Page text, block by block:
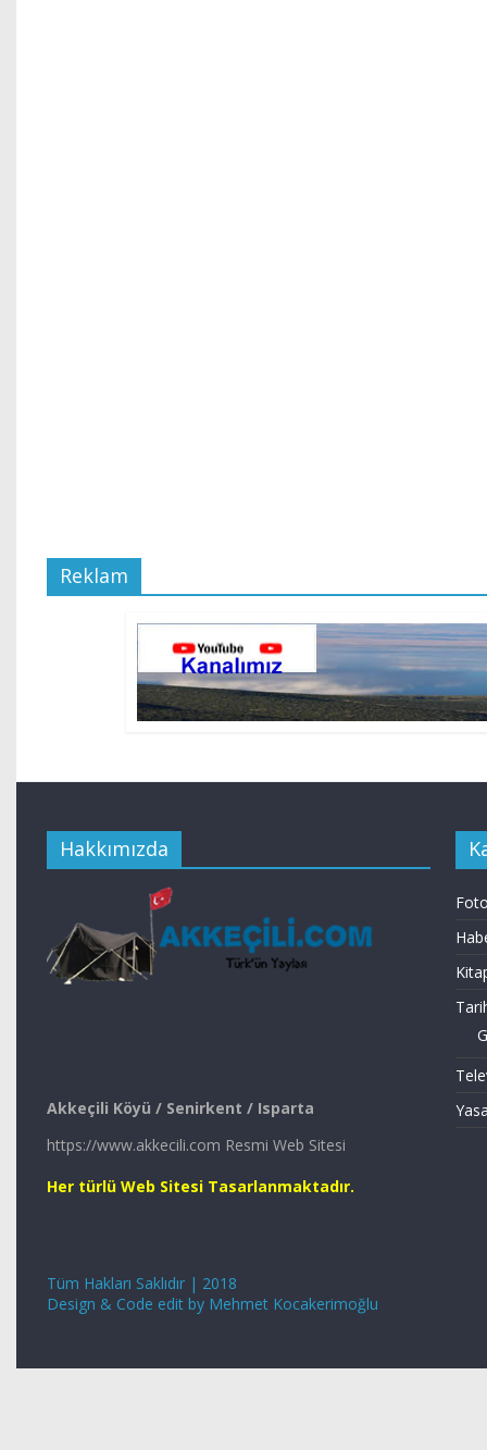
Reklam
Hakkımızda
Akkeçili Köyü / Senirkent / Isparta
https://www.akkecili.com Resmi Web Sitesi
Her türlü Web Sitesi Tasarlanmaktadır.
Tüm Hakları Saklıdır | 2018
Design & Code edit by Mehmet Kocakerimoğlu